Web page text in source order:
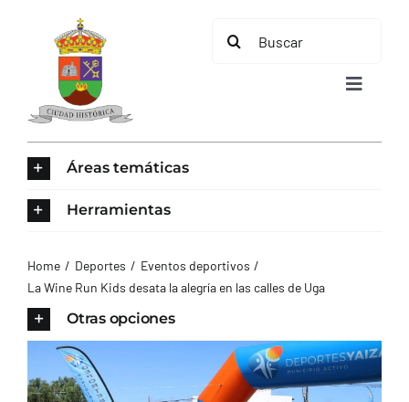
contenido
Buscar:
Toggle
AYUNTAMIENTO
TURISMO
Áreas temáticas
Herramientas
Home Deportes
Eventos deportivos
La Wine Run Kids desata la alegría en las calles de Uga
Otras opciones